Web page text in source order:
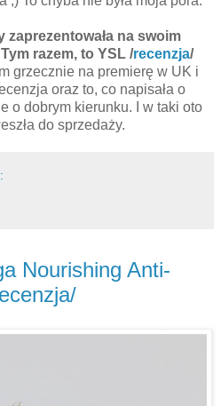
zaprezentowała na swoim
razem, to YSL /recenzja/
grzecznie na premierę w UK i
oraz to, co napisała o
o dobrym kierunku. I w taki oto
do sprzedaży.
Nourishing Anti-